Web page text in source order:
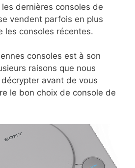
dernières consoles de
vendent parfois en plus
les consoles récentes.
consoles est à son
raisons que nous
avant de vous
le bon choix de console de